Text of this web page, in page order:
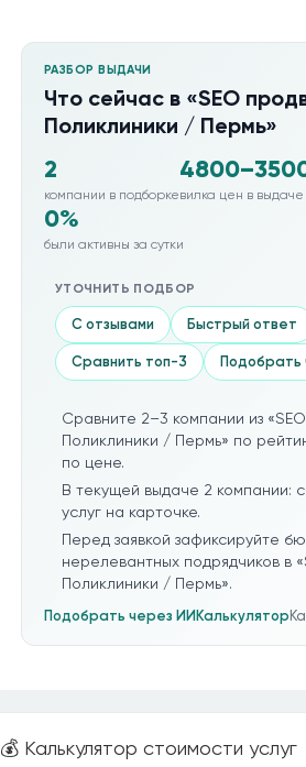
РАЗБОР ВЫДАЧИ
Что сейчас в «SEO
Поликлиники / Пермь»
2
компании в подборкевилка цен в выдаче
0%
были активны за сутки
УТОЧНИТЬ ПОДБОР
С отзывами Быстрый ответ
Сравнить топ-3 Подобрать
Сравните 2–3 компании из
Поликлиники / Пермь» по
по цене.
В текущей выдаче 2 компании:
услуг на карточке.
Перед заявкой зафиксируйте
нерелевантных подрядчиков в
Поликлиники / Пермь».
Подобрать через ИИКалькулятор
💰 Калькулятор стоимости услуг